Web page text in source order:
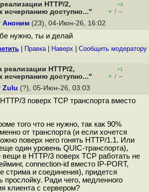
HTTP/2,
исчерпанию доступно..."
+4
+ / –
Аноним (23), 04-Июн-26, 16:02
нужно, ты и делай
Правка| Наверх Cообщить модератору
реализации HTTP/2,
исчерпанию доступно..."
+1
+ / –
Zulu (?), 05-Июн-26, 03:03
3 поверх TCP транспорта вместо
того что не нужно, так как 90%
от транспорта (и если хочется
поверх него гонять HTTP/1.1. Или
один уровень QUIC-транспорта),
вещи в HTTP/3 поверх TCP работать не
connection-id вместо IP-PORT,
стрима и соединения), придется
прослойку. Ради чего, медленного
клиента с сервером?